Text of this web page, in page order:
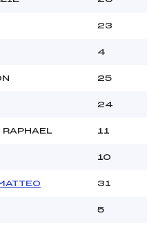
23
4
25
24
RAPHAEL 11
10
31
5